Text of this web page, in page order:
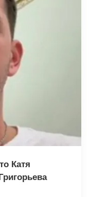
Катя